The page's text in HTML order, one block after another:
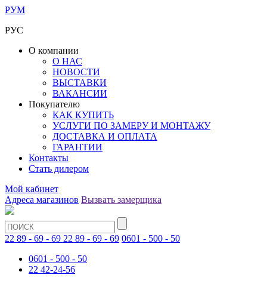
РУМ
РУС
О компании
О НАС
НОВОСТИ
ВЫСТАВКИ
ВАКАНСИИ
Покупателю
КАК КУПИТЬ
УСЛУГИ ПО ЗАМЕРУ И МОНТАЖУ
ДОСТАВКА И ОПЛАТА
ГАРАНТИИ
Контакты
Стать дилером
Мой кабинет
Адреса магазинов Вызвать замерщика
22 89 - 69 - 69 22 89 - 69 - 69 0601 - 500 - 50
0601 - 500 - 50
22 42-24-56